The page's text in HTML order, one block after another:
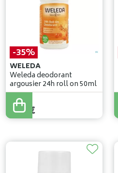
-35%
WELEDA
Weleda deodorant
argousier 24h roll on 50ml
7,49€
4,87 €